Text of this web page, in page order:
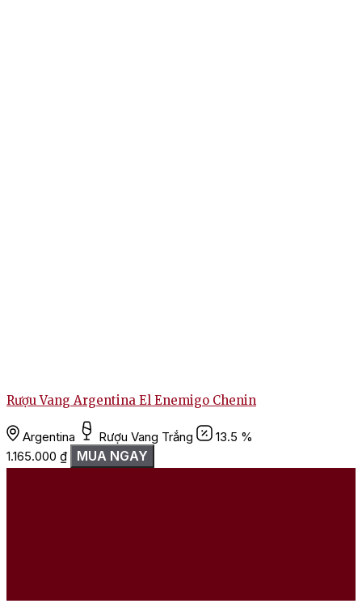
Rượu Vang Argentina El Enemigo Chenin
Argentina Rượu Vang Trắng
13.5 %
1.165.000 ₫ MUA NGAY